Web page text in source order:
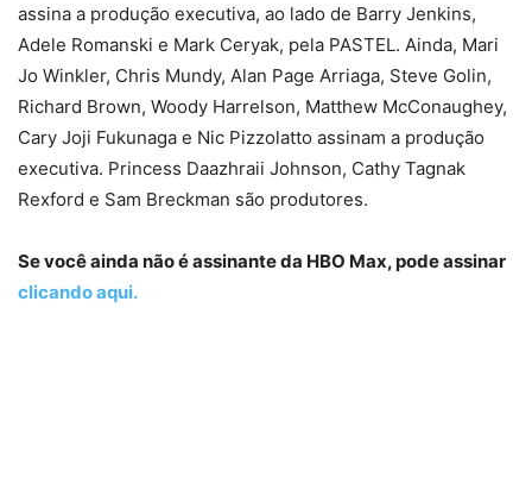
assina a produção executiva, ao lado de Barry Jenkins,
Adele Romanski e Mark Ceryak, pela PASTEL. Ainda, Mari
Jo Winkler, Chris Mundy, Alan Page Arriaga, Steve Golin,
Richard Brown, Woody Harrelson, Matthew McConaughey,
Cary Joji Fukunaga e Nic Pizzolatto assinam a produção
executiva. Princess Daazhraii Johnson, Cathy Tagnak
Rexford e Sam Breckman são produtores.
Se você ainda não é assinante da HBO Max, pode assinar
clicando aqui.